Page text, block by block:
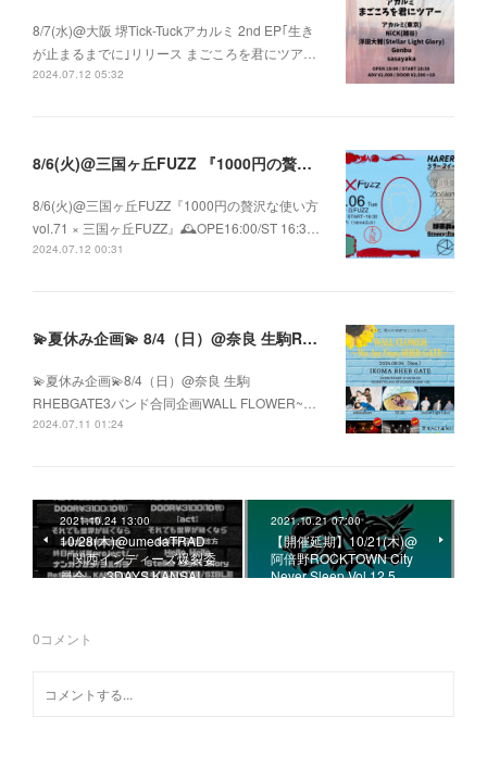
8/7(水)@大阪 堺Tick-Tuckアカルミ 2nd EP｢生き
が止まるまでに｣リリース まごころを君にツア…
2024.07.12 05:32
8/6(火)@三国ヶ丘FUZZ 『1000円の贅沢な使い方 vol.71 × 三国ヶ丘FUZZ』
8/6(火)@三国ヶ丘FUZZ『1000円の贅沢な使い方
vol.71 × 三国ヶ丘FUZZ』🕰️OPE16:00/ST 16:3…
2024.07.12 00:31
💫夏休み企画💫 8/4（日）@奈良 生駒RHEBGATE 3バンド合同企画 WALL FLOWER ~We Are From RHEB GATE~
💫夏休み企画💫8/4（日）@奈良 生駒
RHEBGATE3バンド合同企画WALL FLOWER~…
2024.07.11 01:24
2021.10.24 13:00
10/28(木)@umedaTRAD
「関西インディーズ爆裂委
員会」 -3DAYS KANSAI …
2021.10.21 07:00
【開催延期】10/21(木)@
阿倍野ROCKTOWN City
Never Sleep Vol.12.5
0コメント